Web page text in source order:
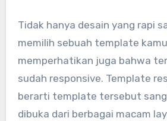
Tidak hanya desain yang rapi
memilih sebuah template
memperhatikan juga bahwa
sudah responsive. Template
berarti template tersebut
dibuka dari berbagai macam